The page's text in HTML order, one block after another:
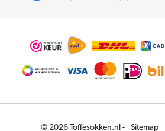
© 2026 Toffesokken.nl - Sitemap